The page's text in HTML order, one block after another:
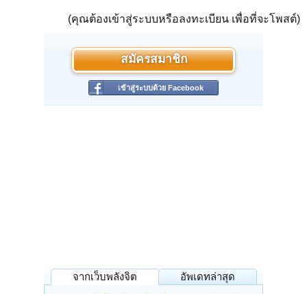
(คุณต้องเข้าสู่ระบบหรือลงทะเบียน เพื่อที่จะโพสต์)
สมัครสมาชิก
เข้าสู่ระบบด้วย Facebook
จากเว็บพลังจิต อัพเดทล่าสุด